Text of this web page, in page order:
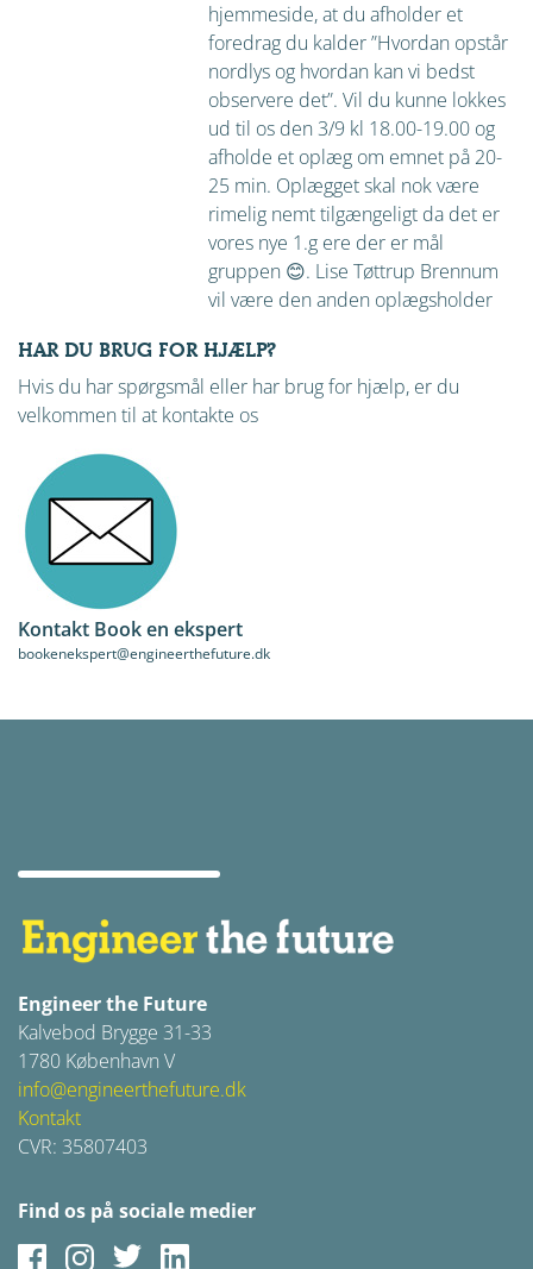
hjemmeside, at du afholder et
foredrag du kalder ”Hvordan opstår
nordlys og hvordan kan vi bedst
observere det”. Vil du kunne lokkes
ud til os den 3/9 kl 18.00-19.00 og
afholde et oplæg om emnet på 20-
25 min. Oplægget skal nok være
rimelig nemt tilgængeligt da det er
vores nye 1.g ere der er mål
gruppen 😊. Lise Tøttrup Brennum
vil være den anden oplægsholder
HAR DU BRUG FOR HJÆLP?
Hvis du har spørgsmål eller har brug for hjælp, er du
velkommen til at kontakte os
Kontakt Book en ekspert
bookenekspert@engineerthefuture.dk
Engineer the Future
Kalvebod Brygge 31-33
1780 København V
info@engineerthefuture.dk
Kontakt
CVR: 35807403
Find os på sociale medier
FacebookInstagram
Twitter